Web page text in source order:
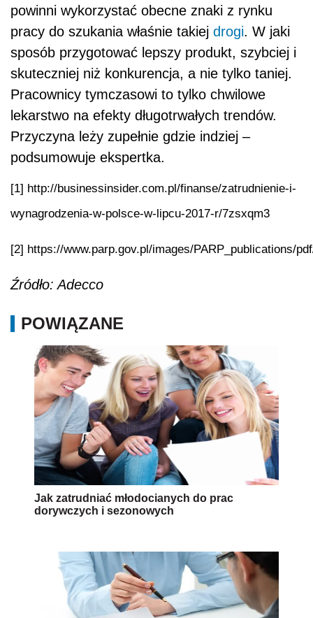
powinni wykorzystać obecne znaki z rynku
pracy do szukania właśnie takiej drogi. W jaki
sposób przygotować lepszy produkt, szybciej i
skuteczniej niż konkurencja, a nie tylko taniej.
Pracownicy tymczasowi to tylko chwilowe
lekarstwo na efekty długotrwałych trendów.
Przyczyna leży zupełnie gdzie indziej –
podsumowuje ekspertka.
[1] http://businessinsider.com.pl/finanse/zatrudnienie-i-
wynagrodzenia-w-polsce-w-lipcu-2017-r/7zsxqm3
[2] https://www.parp.gov.pl/images/PARP_publications/
Źródło: Adecco
POWIĄZANE
Jak zatrudniać młodocianych do prac
dorywczych i sezonowych